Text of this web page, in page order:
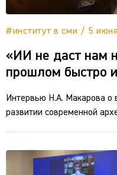
#институт в сми / 5
«ИИ не даст нам
прошлом быстро
Интервью Н.А. Макарова о
развитии современной